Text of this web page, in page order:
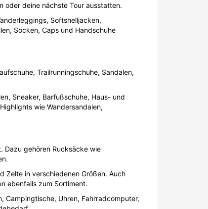
oder deine nächste Tour ausstatten.
Softshelljacken,
Socken, Caps und Handschuhe
Trailrunningschuhe, Sandalen,
Sneaker, Barfußschuhe, Haus- und
wie Wandersandalen,
Dazu gehören Rucksäcke wie
Zelte in verschiedenen Größen. Auch
ebenfalls zum Sortiment.
Campingtische, Uhren, Fahrradcomputer,